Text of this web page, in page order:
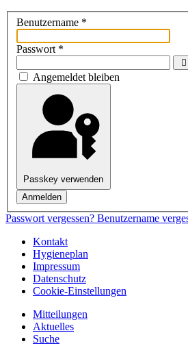
Benutzername *
Passwort *
Angemeldet bleiben
Passkey verwenden
Anmelden
Passwort vergessen? Benutzername
Kontakt
Hygieneplan
Impressum
Datenschutz
Cookie-Einstellungen
Mitteilungen
Aktuelles
Suche